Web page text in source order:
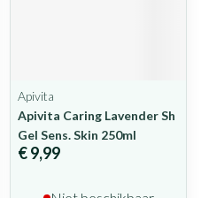
Apivita
Apivita Caring Lavender Sh
Gel Sens. Skin 250ml
€ 9,99